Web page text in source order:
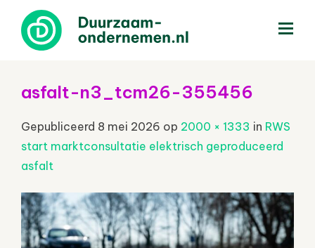
asfalt-n3_tcm26-355456
Gepubliceerd 8 mei 2026 op 2000 × 1333 in RWS
start marktconsultatie elektrisch geproduceerd
asfalt